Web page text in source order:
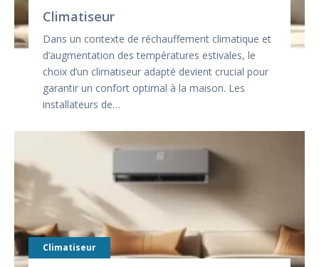
Climatiseur
Dans un contexte de réchauffement climatique et
d’augmentation des températures estivales, le
choix d’un climatiseur adapté devient crucial pour
garantir un confort optimal à la maison. Les
installateurs de…
Climatiseur